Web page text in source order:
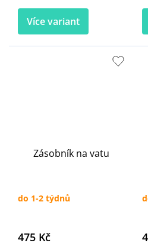
Více variant
Zásobník na vatu
do 1-2 týdnů
475 Kč